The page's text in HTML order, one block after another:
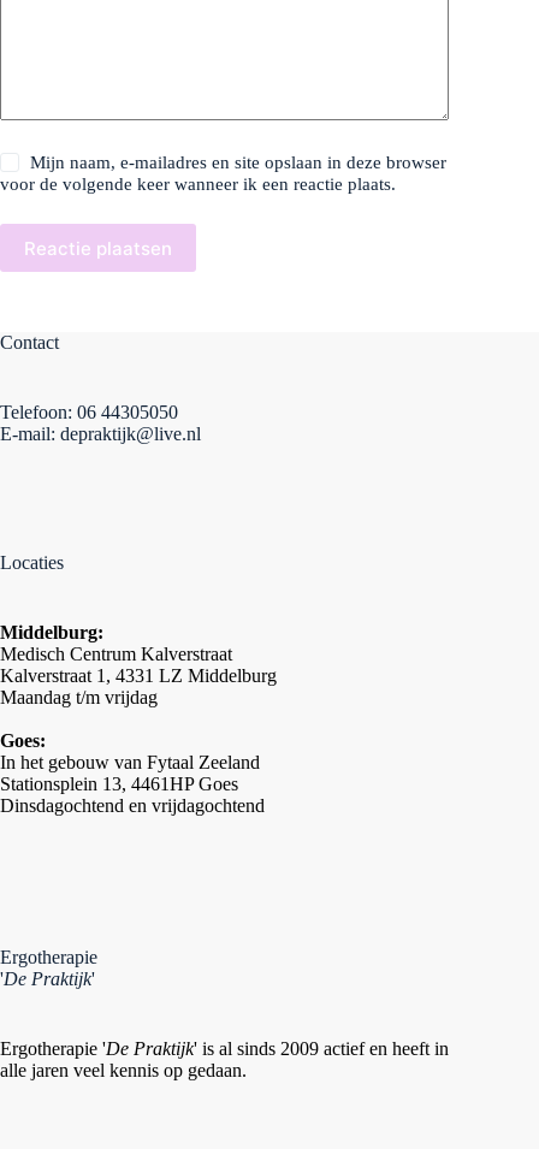
Mijn naam, e-mailadres en site opslaan in deze browser
voor de volgende keer wanneer ik een reactie plaats.
Reactie plaatsen
Contact
Telefoon: 06 44305050
E-mail: depraktijk@live.nl
Locaties
Middelburg:
Medisch Centrum Kalverstraat
Kalverstraat 1, 4331 LZ Middelburg
Maandag t/m vrijdag
Goes:
In het gebouw van Fytaal Zeeland
Stationsplein 13, 4461HP Goes
Dinsdagochtend en vrijdagochtend
Ergotherapie
'De Praktijk'
Ergotherapie 'De Praktijk' is al sinds 2009 actief en heeft in
alle jaren veel kennis op gedaan.